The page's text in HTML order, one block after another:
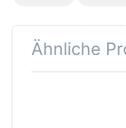
Ähnliche